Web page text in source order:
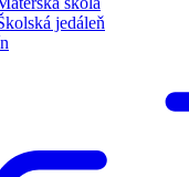
jedáleň